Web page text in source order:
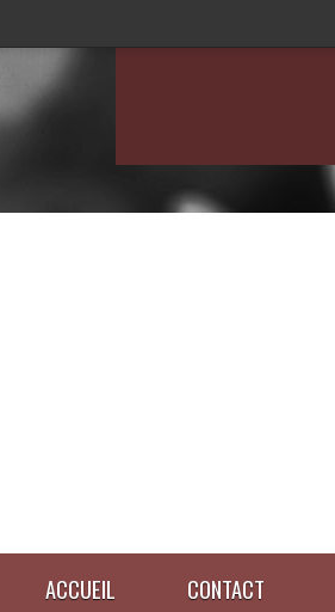
ACCUEIL CONTACT